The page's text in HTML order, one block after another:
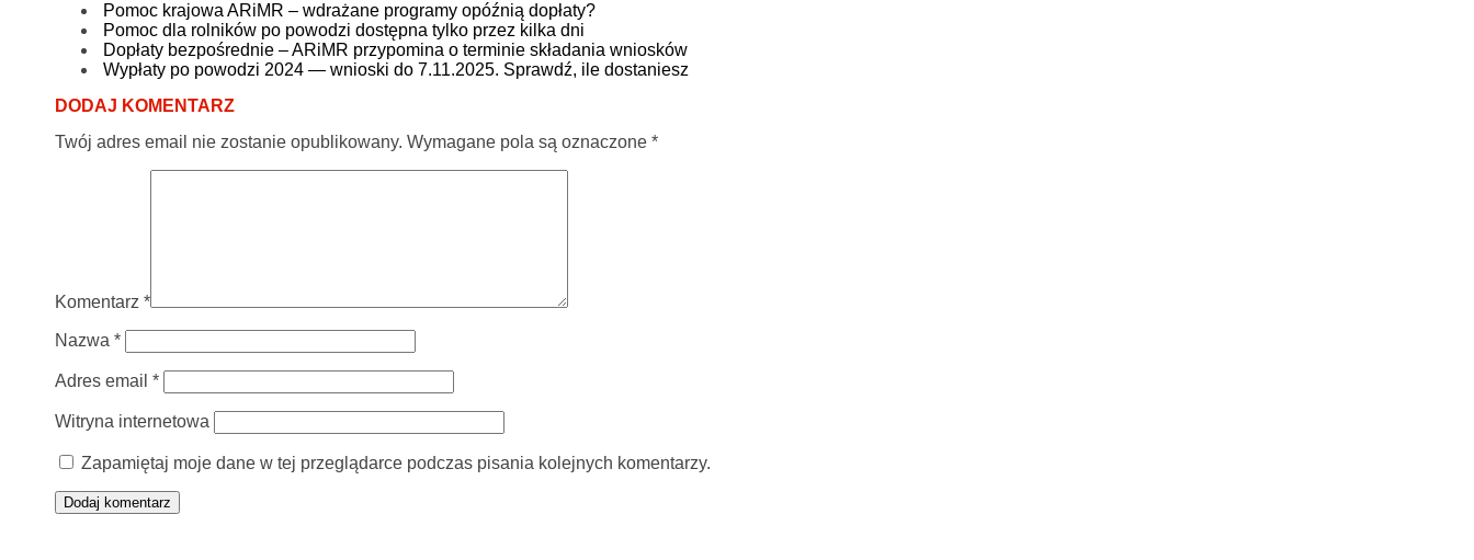
Pomoc krajowa ARiMR – wdrażane programy opóźnią dopłaty?
Pomoc dla rolników po powodzi dostępna tylko przez kilka dni
Dopłaty bezpośrednie – ARiMR przypomina o terminie składania wniosków
Wypłaty po powodzi 2024 — wnioski do 7.11.2025. Sprawdź, ile dostaniesz
DODAJ KOMENTARZ
Twój adres email nie zostanie opublikowany. Wymagane pola są oznaczone *
Komentarz *
Nazwa *
Adres email *
Witryna internetowa
Zapamiętaj moje dane w tej przeglądarce podczas pisania kolejnych komentarzy.